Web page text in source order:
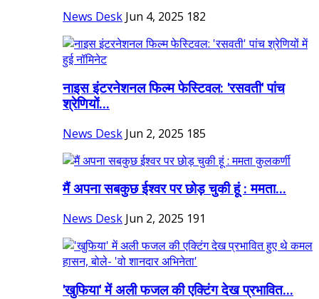
News Desk Jun 4, 2025 182
नाइस इंटरनेशनल फिल्म फेस्टिवल: 'रसवती' पांच
श्रेणियों...
News Desk Jun 2, 2025 185
मैं अपना सबकुछ ईश्वर पर छोड़ चुकी हूं : ममता...
News Desk Jun 2, 2025 191
'खुफिया' में अली फजल की एक्टिंग देख प्रभावित...